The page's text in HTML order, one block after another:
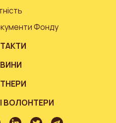
Фонду
ВОЛОНТЕРИ